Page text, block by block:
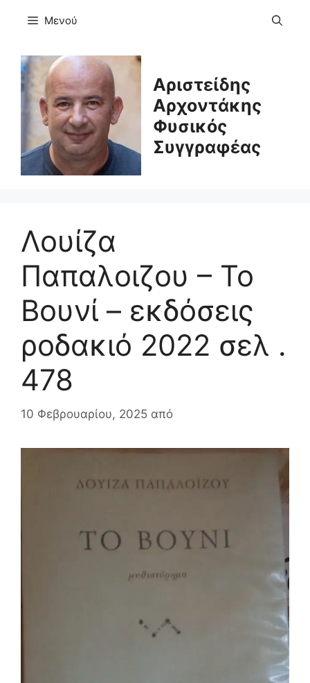
Μενού
Αριστείδης
Αρχοντάκης
Φυσικός
Συγγραφέας
Λουίζα
Παπαλοιζου – Το
Βουνί – εκδόσεις
ροδακιό 2022 σελ .
478
10 Φεβρουαρίου, 2025 από